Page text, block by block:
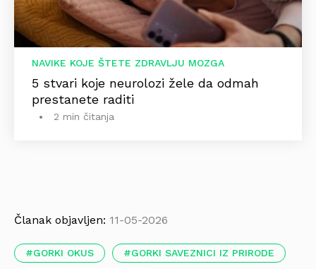
NAVIKE KOJE ŠTETE ZDRAVLJU MOZGA
5 stvari koje neurolozi žele da odmah
prestanete raditi
2 min čitanja
Članak objavljen: 11-05-2026
GORKI OKUS GORKI SAVEZNICI IZ PRIRODE